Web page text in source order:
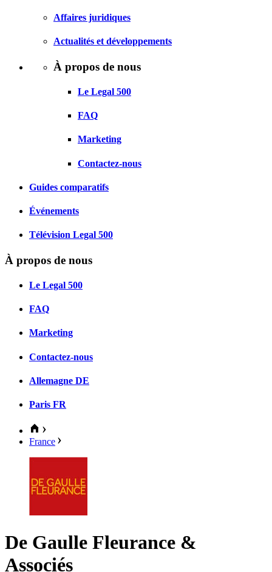
Affaires juridiques
Actualités et développements
À propos de nous
Le Legal 500
FAQ
Marketing
Contactez-nous
Guides comparatifs
Événements
Télévision Legal 500
À propos de nous
Le Legal 500
FAQ
Marketing
Contactez-nous
Allemagne DE
Paris FR
France
De Gaulle Fleurance &
Associés